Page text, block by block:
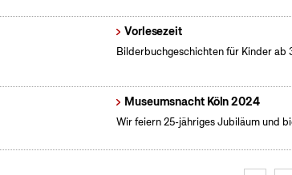
Vorlesezeit
Bilderbuchgeschichten für Kinder
Museumsnacht Köln 2024
Wir feiern 25-jähriges Jubiläum und